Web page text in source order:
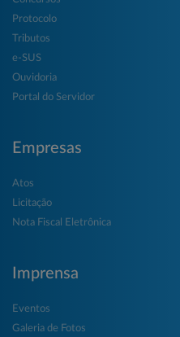
Protocolo
Tributos
e-SUS
Ouvidoria
Portal do Servidor
Empresas
Atos
Licitação
Nota Fiscal Eletrônica
Imprensa
Eventos
Galeria de Fotos